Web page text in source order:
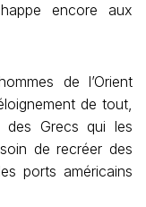
encore aux
de l’Orient
de tout,
des Grecs qui les
de recréer des
ports américains